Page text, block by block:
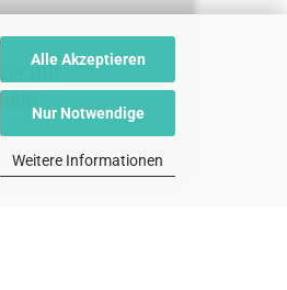
Alle Akzeptieren
Nur Notwendige
Weitere Informationen
mit